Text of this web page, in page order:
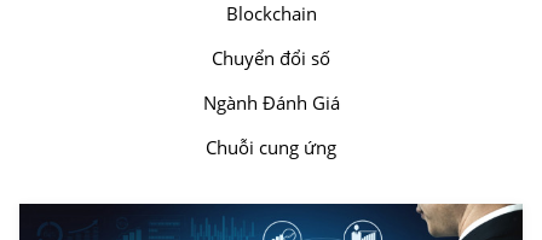
Blockchain
Chuyển đổi số
Ngành Đánh Giá
Chuỗi cung ứng